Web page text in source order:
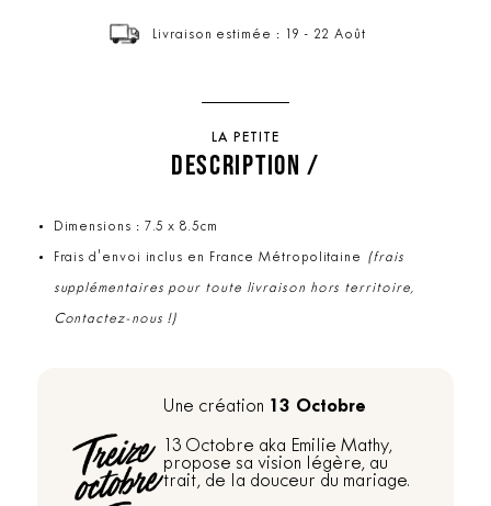
Livraison estimée : 19 - 22 Août
LA PETITE
DESCRIPTION /
Dimensions : 7.5 x 8.5cm
Frais d'envoi inclus en France Métropolitaine (frais
supplémentaires pour toute livraison hors territoire,
Contactez-nous !)
Une création 13 Octobre
13 Octobre aka Emilie Mathy,
propose sa vision légère, au
trait, de la douceur du mariage.